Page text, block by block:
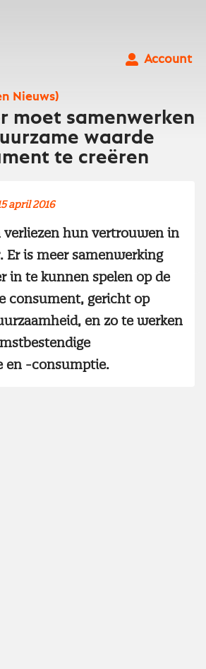
Account
Nieuws)
moet samenwerken
waarde
te creëren
april 2016
verliezen hun vertrouwen in
Er is meer samenwerking
in te kunnen spelen op de
consument, gericht op
en zo te werken
en -consumptie.